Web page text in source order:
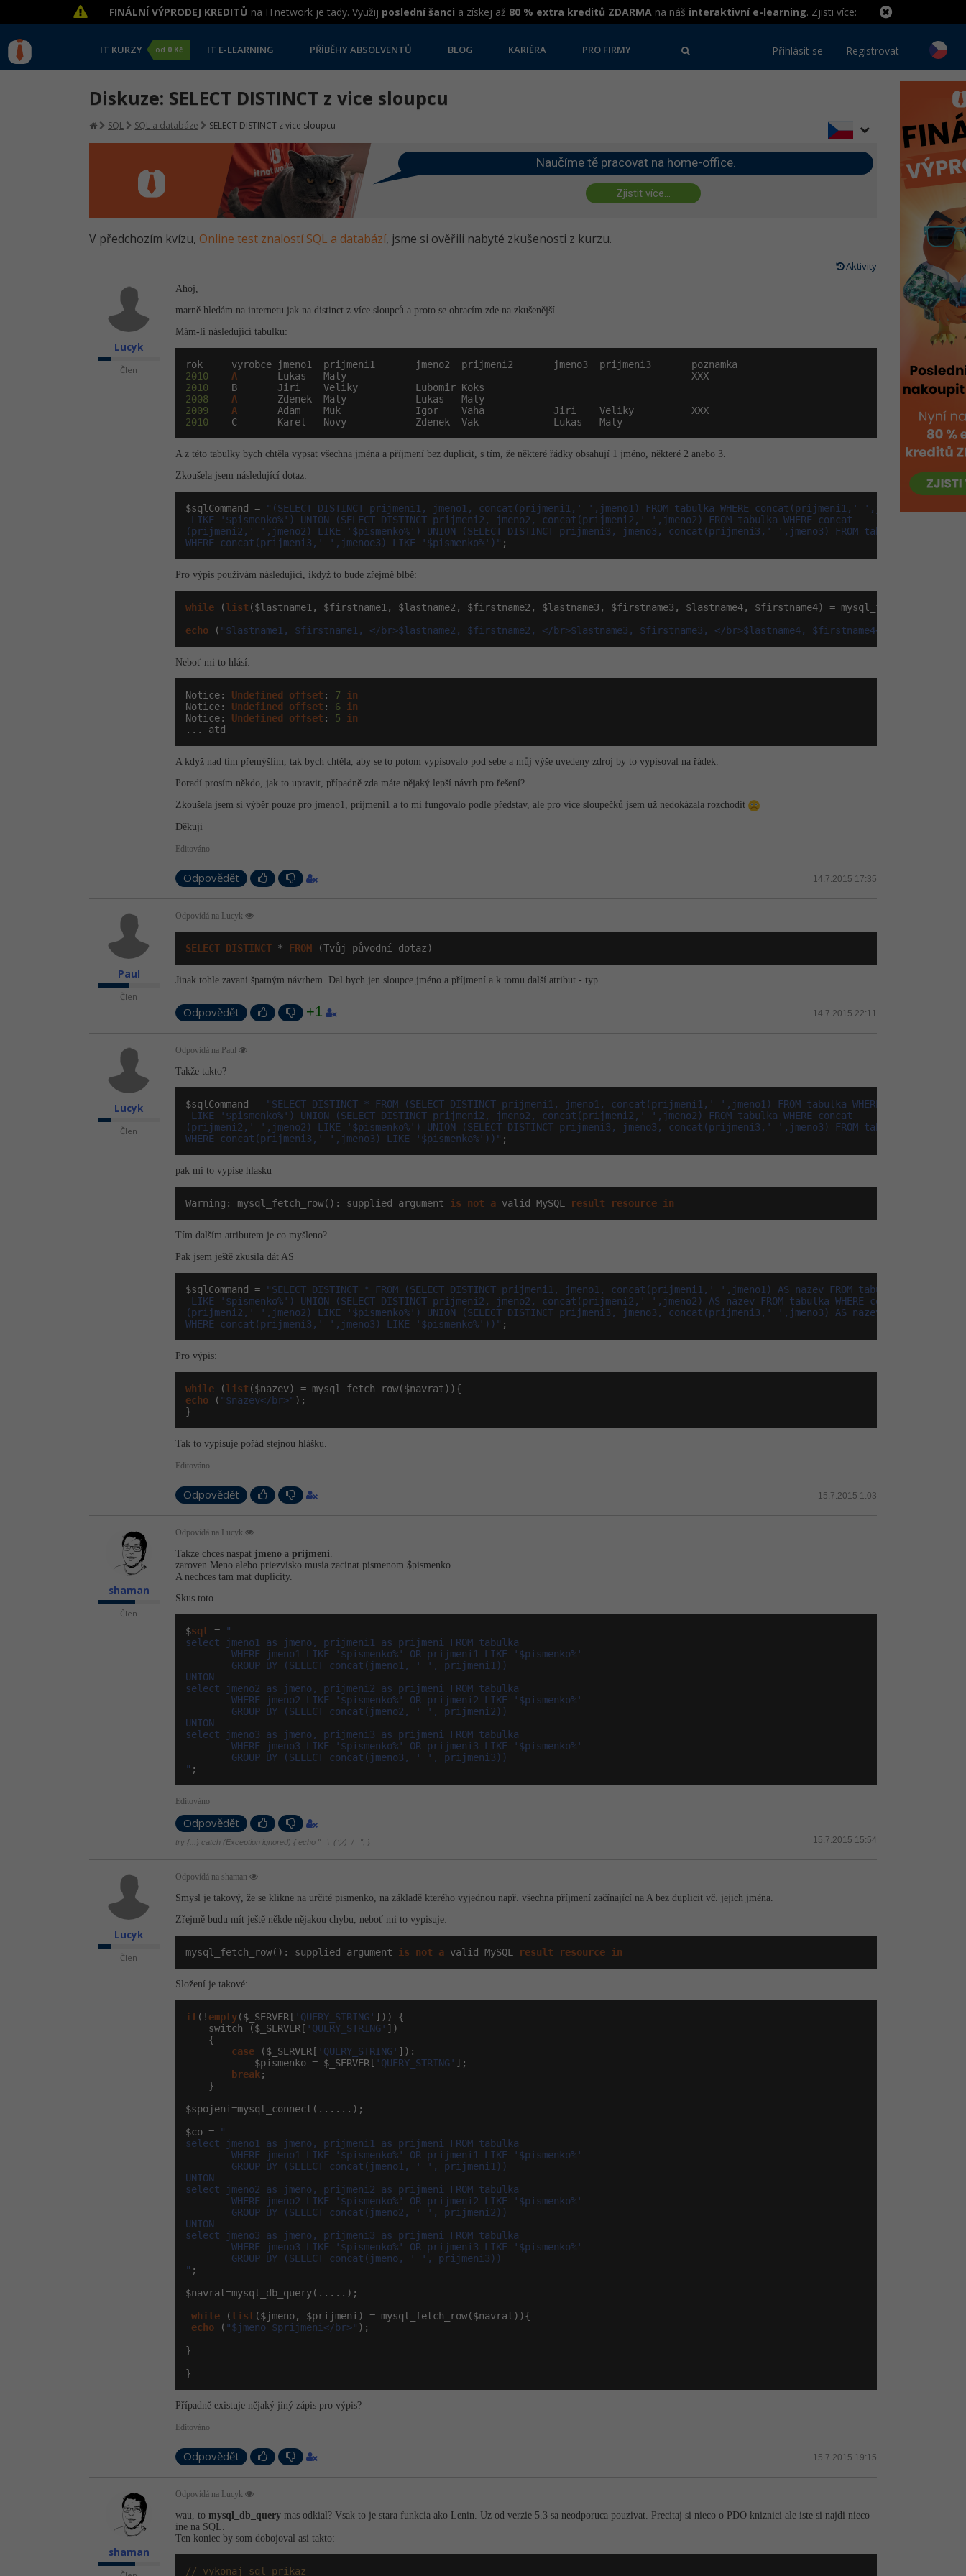
FINÁLNÍ VÝPRODEJ KREDITŮ na ITnetwork je tady. Využij poslední šanci a získej až 80 % extra kreditů ZDARMA na náš interaktivní e-learning. Zjisti více:
IT KURZY od 0 Kč IT E-LEARNING PŘÍBĚHY ABSOLVENTŮ BLOG KARIÉRA PRO FIRMY Přihlásit se Registrovat
Diskuze: SELECT DISTINCT z vice sloupcu
SQL SQL a databáze SELECT DISTINCT z vice sloupcu
Naučíme tě pracovat na home-office.
Zjistit více...
V předchozím kvízu, Online test znalostí SQL a databází, jsme si ověřili nabyté zkušenosti z kurzu.
Aktivity
Lucyk
Člen
Ahoj,
marně hledám na internetu jak na distinct z více sloupců a proto se obracím zde na zkušenější.
Mám-li následující tabulku:
2010
A
2010
2008
A
2009
A
2010
    C       Karel   Novy            Zdenek  Vak             Lukas   Maly
A z této tabulky bych chtěla vypsat všechna jména a příjmení bez duplicit, s tím, že některé řádky obsahují 1 jméno, některé 2 anebo 3.
Zkoušela jsem následující dotaz:
$sqlCommand =
"(SELECT DISTINCT prijmeni1, jmeno1, concat(prijmeni1,' ',jmeno1) FROM tabulka WHERE concat(prijmeni1,' ',jmeno1)
LIKE '$pismenko%') UNION (SELECT DISTINCT prijmeni2, jmeno2, concat(prijmeni2,' ',jmeno2) FROM tabulka WHERE concat
(prijmeni2,' ',jmeno2) LIKE '$pismenko%') UNION (SELECT DISTINCT prijmeni3, jmeno3, concat(prijmeni3,' ',jmeno3) FROM tabulka
WHERE concat(prijmeni3,' ',jmenoe3) LIKE '$pismenko%')" ;
Pro výpis používám následující, ikdyž to bude zřejmě blbě:
while (list ($lastname1, $firstname1, $lastname2, $firstname2, $lastname3, $firstname3, $lastname4, $firstname4) =
echo ( "$lastname1, $firstname1, </br>$lastname2, $firstname2, </br>$lastname3, $firstname3, </br>$lastname4, $firstname4</br>"
Neboť mi to hlásí:
Notice: Undefined offset : 7
in
Notice: Undefined offset : 6 in
Notice: Undefined offset : 5
in
... atd
A když nad tím přemýšlím, tak bych chtěla, aby se to potom vypisovalo pod sebe a můj výše uvedeny zdroj by to vypisoval na řádek.
Poradí prosím někdo, jak to upravit, případně zda máte nějaký lepší návrh pro řešení?
Zkoušela jsem si výběr pouze pro jmeno1, prijmeni1 a to mi fungovalo podle představ, ale pro více sloupečků jsem už nedokázala rozchodit
Děkuji
Editováno
Odpovědět 14.7.2015 17:35
Paul
Člen
Odpovídá na Lucyk
SELECT DISTINCT * FROM (Tvůj původní dotaz)
Jinak tohle zavani špatným návrhem. Dal bych jen sloupce jméno a příjmení a k tomu další atribut - typ.
Odpovědět +1 14.7.2015 22:11
Lucyk
Člen
Odpovídá na Paul
Takže takto?
$sqlCommand =
"SELECT DISTINCT * FROM (SELECT DISTINCT prijmeni1, jmeno1, concat(prijmeni1,' ',jmeno1) FROM tabulka WHERE
LIKE '$pismenko%') UNION (SELECT DISTINCT prijmeni2, jmeno2, concat(prijmeni2,' ',jmeno2) FROM tabulka WHERE concat
(prijmeni2,' ',jmeno2) LIKE '$pismenko%') UNION (SELECT DISTINCT prijmeni3, jmeno3, concat(prijmeni3,' ',jmeno3) FROM tabulka
WHERE concat(prijmeni3,' ',jmeno3) LIKE '$pismenko%'))" ;
pak mi to vypise hlasku
Warning: mysql_fetch_row(): supplied argument is not a valid MySQL result resource in
Tím dalším atributem je co myšleno?
Pak jsem ještě zkusila dát AS
$sqlCommand =
"SELECT DISTINCT * FROM (SELECT DISTINCT prijmeni1, jmeno1, concat(prijmeni1,' ',jmeno1) AS nazev FROM tabulka WHERE
LIKE '$pismenko%') UNION (SELECT DISTINCT prijmeni2, jmeno2, concat(prijmeni2,' ',jmeno2) AS nazev FROM tabulka WHERE concat
(prijmeni2,' ',jmeno2) LIKE '$pismenko%') UNION (SELECT DISTINCT prijmeni3, jmeno3, concat(prijmeni3,' ',jmeno3) AS nazev FROM tabulka
WHERE concat(prijmeni3,' ',jmeno3) LIKE '$pismenko%'))" ;
Pro výpis:
while (list
echo ( "$nazev</br>" );
}
Tak to vypisuje pořád stejnou hlášku.
Editováno
Odpovědět 15.7.2015 1:03
shaman
Člen
Odpovídá na Lucyk
Takze chces naspat jmeno a prijmeni
zaroven Meno alebo priezvisko musia zacinat pismenom $pismenko
A nechces tam mat duplicity.
Skus toto
$sql =
"
select jmeno1 as jmeno, prijmeni1 as prijmeni FROM tabulka
        WHERE jmeno1 LIKE '$pismenko%' OR prijmeni1 LIKE '$pismenko%'
        GROUP BY (SELECT concat(jmeno1, ' ', prijmeni1))
UNION
select jmeno2 as jmeno, prijmeni2 as prijmeni FROM tabulka
        WHERE jmeno2 LIKE '$pismenko%' OR prijmeni2 LIKE '$pismenko%'
        GROUP BY (SELECT concat(jmeno2, ' ', prijmeni2))
UNION
select jmeno3 as jmeno, prijmeni3 as prijmeni FROM tabulka
        WHERE jmeno3 LIKE '$pismenko%' OR prijmeni3 LIKE '$pismenko%'
        GROUP BY (SELECT concat(jmeno3, ' ', prijmeni3))
" ;
Editováno
Odpovědět
15.7.2015 15:54
try {...} catch (Exception ignored) { echo " ¯\_(ツ)_/¯ "; }
Lucyk
Člen
Odpovídá na shaman
Smysl je takový, že se klikne na určité pismenko, na základě kterého vyjednou např. všechna příjmení začínající na A bez duplicit vč. jejich jména.
Zřejmě budu mít ještě někde nějakou chybu, neboť mi to vypisuje:
mysql_fetch_row(): supplied argument is not a valid MySQL result resource in
Složení je takové:
if (! empty($_SERVER[ 'QUERY_STRING' ])) {
    switch ($_SERVER[
'QUERY_STRING' ])
    {
case ($_SERVER[ 'QUERY_STRING' ]):
            $pismenko = $_SERVER[
'QUERY_STRING' ];
break;
    }
$spojeni=mysql_connect(......);
$co =
"
select jmeno1 as jmeno, prijmeni1 as prijmeni FROM tabulka
        WHERE jmeno1 LIKE '$pismenko%' OR prijmeni1 LIKE '$pismenko%'
        GROUP BY (SELECT concat(jmeno1, ' ', prijmeni1))
UNION
select jmeno2 as jmeno, prijmeni2 as prijmeni FROM tabulka
        WHERE jmeno2 LIKE '$pismenko%' OR prijmeni2 LIKE '$pismenko%'
        GROUP BY (SELECT concat(jmeno2, ' ', prijmeni2))
UNION
select jmeno3 as jmeno, prijmeni3 as prijmeni FROM tabulka
        WHERE jmeno3 LIKE '$pismenko%' OR prijmeni3 LIKE '$pismenko%'
        GROUP BY (SELECT concat(jmeno, ' ', prijmeni3))
" ;
$navrat=mysql_db_query(.....);
while (list ($jmeno, $prijmeni) = mysql_fetch_row($navrat)){
echo ( "$jmeno $prijmeni</br>" );
}
}
Případně existuje nějaký jiný zápis pro výpis?
Editováno
Odpovědět 15.7.2015 19:15
shaman
Odpovídá na Lucyk
wau, to mysql_db_query mas odkial? Vsak to je stara funkcia ako Lenin. Uz od verzie 5.3 sa neodporuca pouzivat. Precitaj si nieco o PDO kniznici ale iste si najdi nieco
ine na SQL.
Ten koniec by som dobojoval asi takto:
// vykonaj sql prikaz